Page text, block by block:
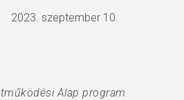
2023. szeptember 10.
Alap program